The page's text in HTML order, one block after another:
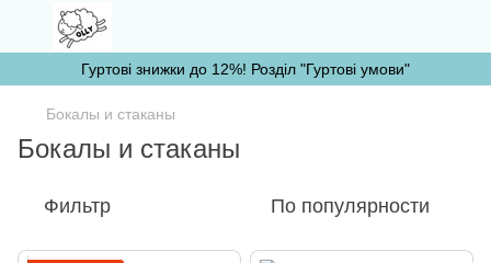
Гуртові знижки до 12%! Розділ "Гуртові умови"
Бокалы и стаканы
Бокалы и стаканы
Фильтр По популярности